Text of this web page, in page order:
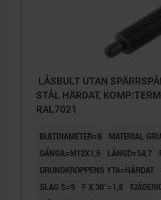
LÅSBULT UTAN
STÅL HÄRDAT,
RAL7021
BULTDIAMETER=6
MATERIAL
GÄNGA=M12X1,5
LÄNGD=54,7
GRUNDKROPPENS YTA=HÄRDAT
SLAG S=9
F X 30°=1,8